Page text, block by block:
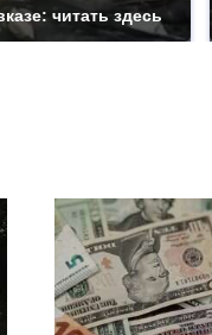
читать здесь